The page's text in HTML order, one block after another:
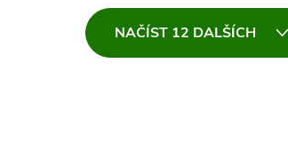
NAČÍST 12 DALŠÍCH